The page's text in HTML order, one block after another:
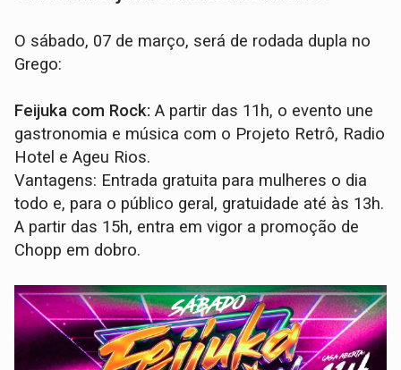
O sábado, 07 de março, será de rodada dupla no
Grego:
Feijuka com Rock:A partir das 11h, o evento une
gastronomia e música com o Projeto Retrô, Radio
Hotel e Ageu Rios.
Vantagens: Entrada gratuita para mulheres o dia
todo e, para o público geral, gratuidade até às 13h.
A partir das 15h, entra em vigor a promoção de
Chopp em dobro.